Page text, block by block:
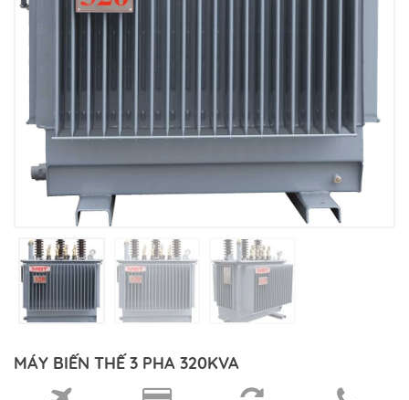
MÁY BIẾN THẾ 3 PHA 320KVA